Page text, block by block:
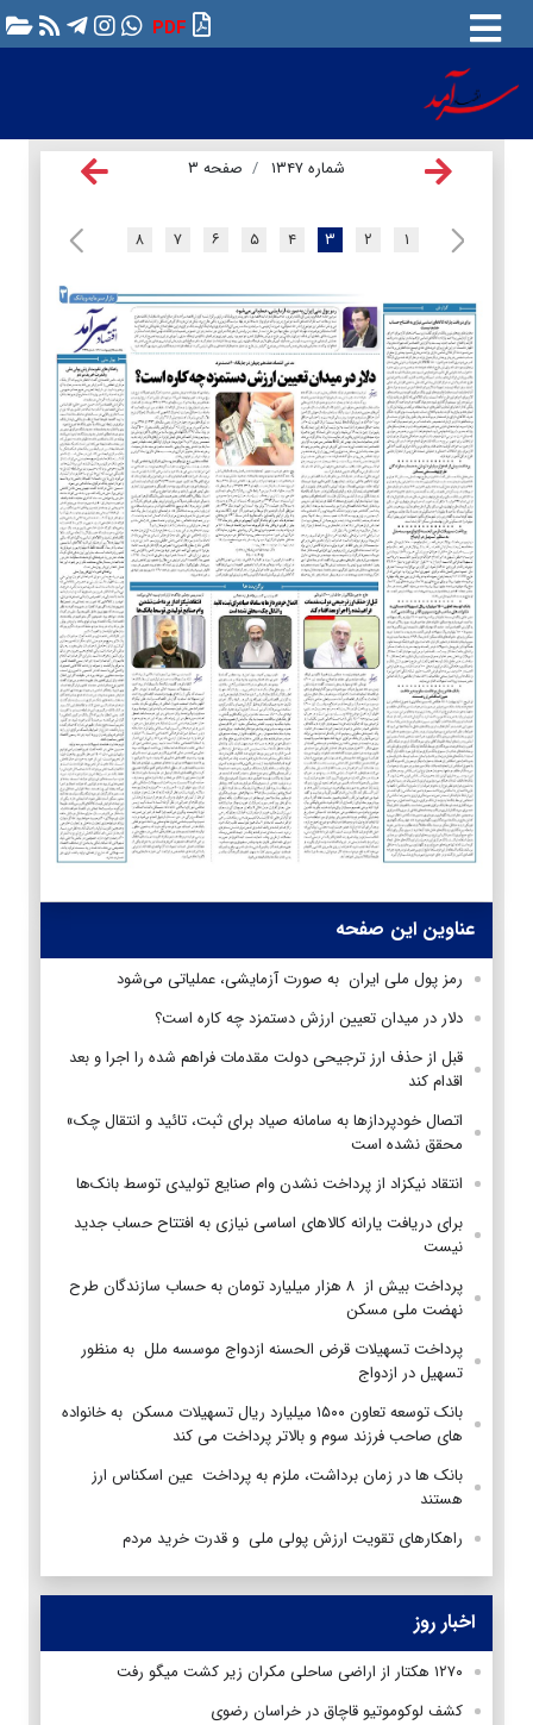
PDF
شماره ۱۳۴۷ صفحه ۳
۱ ۲ ۳ ۴ ۵ ۶ ۷ ۸
عناوین این صفحه
رمز پول ملی ایران به صورت آزمایشی، عملیاتی می‌شود
دلار در میدان تعیین ارزش دستمزد چه کاره است؟
قبل از حذف ارز ترجیحی دولت مقدمات فراهم شده را اجرا و بعد
اقدام کند
اتصال خودپردازها به سامانه صیاد برای ثبت، تائید و انتقال چک»
محقق نشده است
انتقاد نیکزاد از پرداخت نشدن وام صنایع تولیدی توسط بانک‌ها
برای دریافت یارانه کالاهای اساسی نیازی به افتتاح حساب جدید
نیست
پرداخت بیش از ۸ هزار میلیارد تومان به حساب سازندگان طرح
نهضت ملی مسکن
پرداخت تسهیلات قرض الحسنه ازدواج موسسه ملل به منظور
تسهیل در ازدواج
بانک توسعه تعاون ۱۵۰۰ میلیارد ریال تسهیلات مسکن به خانواده
های صاحب فرزند سوم و بالاتر پرداخت می کند
بانک ها در زمان برداشت، ملزم به پرداخت عین اسکناس ارز
هستند
راهکارهای تقویت ارزش پولی ملی و قدرت خرید مردم
اخبار روز
۱۲۷۰ هکتار از اراضی ساحلی مکران زیر کشت میگو رفت
کشف لوکوموتیو قاچاق در خراسان رضوی